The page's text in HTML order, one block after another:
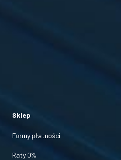
Sklep
Formy płatności
Raty 0%